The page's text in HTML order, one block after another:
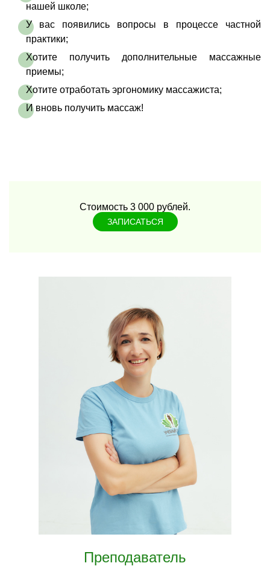
нашей школе;
У вас появились вопросы в процессе частной
практики;
Хотите получить дополнительные массажные
приемы;
Хотите отработать эргономику массажиста;
И вновь получить массаж!
Стоимость 3 000 рублей.
ЗАПИСАТЬСЯ
Преподаватель